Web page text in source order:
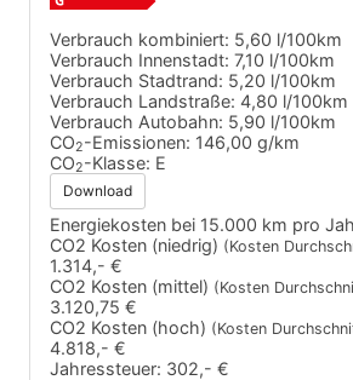
Verbrauch kombiniert: 5,60 l/100km
Verbrauch Innenstadt: 7,10 l/100km
Verbrauch Stadtrand: 5,20 l/100km
Verbrauch Landstraße: 4,80 l/100km
Verbrauch Autobahn: 5,90 l/100km
CO2-Emissionen: 146,00 g/km
CO2-Klasse: E
Download
Energiekosten bei 15.000 km pro
CO2 Kosten (niedrig) (Kosten
1.314,- €
CO2 Kosten (mittel) (Kosten
3.120,75 €
CO2 Kosten (hoch) (Kosten
4.818,- €
Jahressteuer: 302,- €